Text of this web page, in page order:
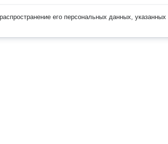
его персональных данных, указанных